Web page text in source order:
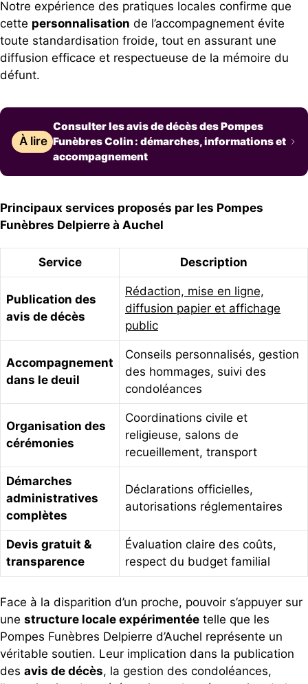
Notre expérience des pratiques locales confirme que
cette personnalisation de l’accompagnement évite
toute standardisation froide, tout en assurant une
diffusion efficace et respectueuse de la mémoire du
défunt.
À lire
Consulter les avis de décès des Pompes
Funèbres Colin : démarches, informations et
accompagnement
Principaux services proposés par les Pompes
Funèbres Delpierre à Auchel
Service Description
Publication des
avis de décès
Rédaction, mise en ligne,
diffusion papier et affichage
public
Accompagnement
dans le deuil
Conseils personnalisés, gestion
des hommages, suivi des
condoléances
Organisation des
cérémonies
Coordinations civile et
religieuse, salons de
recueillement, transport
Démarches
administratives
complètes
Déclarations officielles,
autorisations réglementaires
Devis gratuit &
transparence
Évaluation claire des coûts,
respect du budget familial
Face à la disparition d’un proche, pouvoir s’appuyer sur
une structure locale expérimentée telle que les
Pompes Funèbres Delpierre d’Auchel représente un
véritable soutien. Leur implication dans la publication
des avis de décès, la gestion des condoléances,